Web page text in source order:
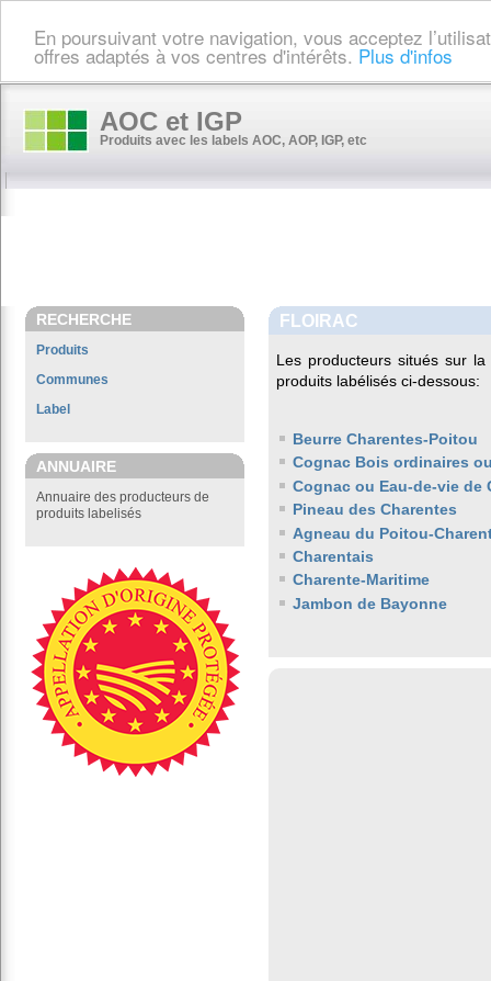
En poursuivant votre navigation, vous acceptez
offres adaptés à vos centres d'intérêts. Plus d'infos
AOC et IGP
Produits avec les labels AOC, AOP, IGP, etc
RECHERCHE
Produits
Communes
Label
ANNUAIRE
Annuaire des producteurs de
produits labelisés
FLOIRAC
Les producteurs situés sur
produits labélisés ci-dessous:
Beurre Charentes-Poitou
Cognac Bois ordinaires
Cognac ou Eau-de-vie de
Pineau des Charentes
Agneau du Poitou-
Charentais
Charente-Maritime
Jambon de Bayonne